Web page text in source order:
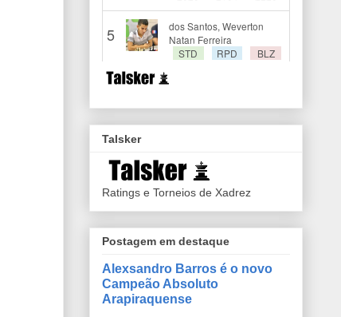
Talsker
Ratings e Torneios de Xadrez
Postagem em destaque
Alexsandro Barros é o novo
Campeão Absoluto
Arapiraquense